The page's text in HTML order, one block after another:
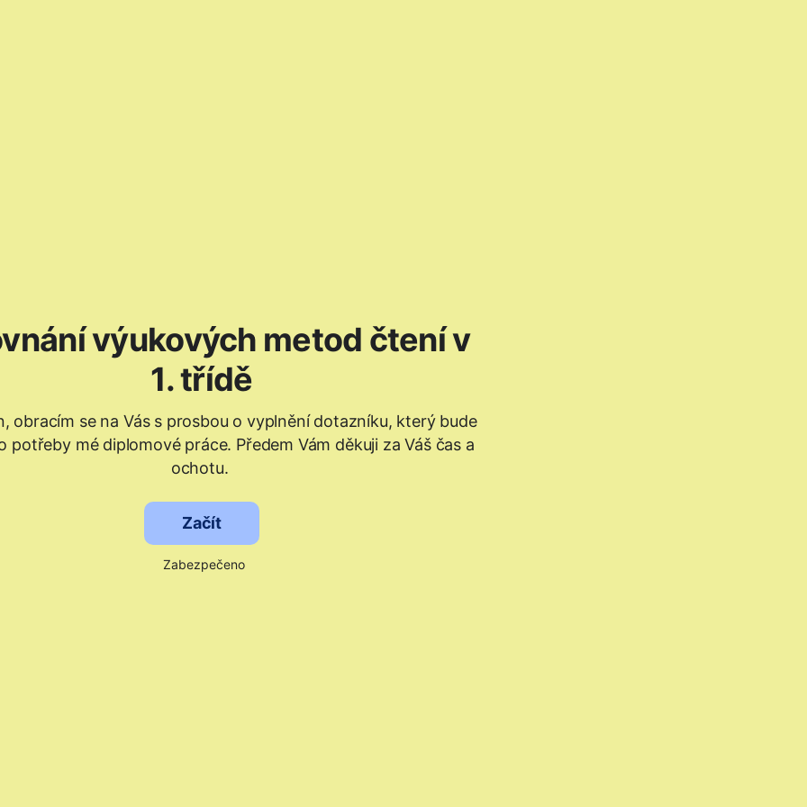
výukových metod čtení v
1. třídě
obracím se na Vás s prosbou o vyplnění dotazníku, který bude
potřeby mé diplomové práce. Předem Vám děkuji za Váš čas a
ochotu.
Začít
Zabezpečeno